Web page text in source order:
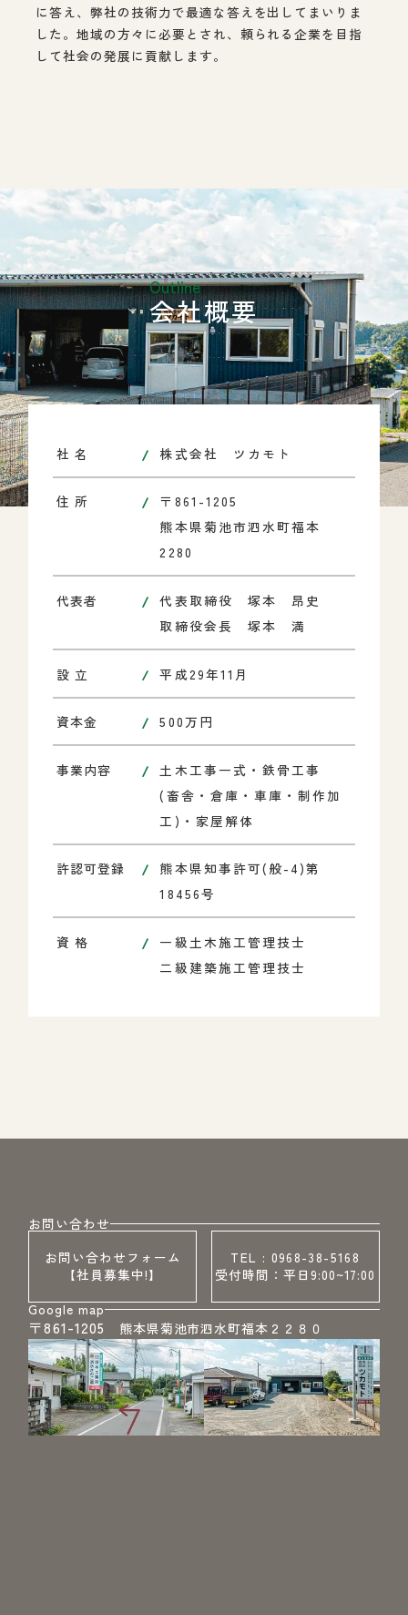
に答え、弊社の技術力で最適な答えを出してまいりま
した。地域の方々に必要とされ、頼られる企業を目指
して社会の発展に貢献します。
Outline
会社概要
社 名 株式会社 ツカモト
住 所
〒861-1205
熊本県菊池市泗水町福本
2280
代表者
代表取締役 塚本 昂史
取締役会長 塚本 満
設 立 平成29年11月
資本金 500万円
事業内容
土木工事一式・鉄骨工事
(畜舎・倉庫・車庫・制作加
工)・家屋解体
許認可登録
熊本県知事許可(般-4)第
18456号
資 格
一級土木施工管理技士
二級建築施工管理技士
お問い合わせ
お問い合わせフォーム
【社員募集中!】
TEL : 0968-38-5168
受付時間：平日9:00~17:00
Google map
〒861-1205 熊本県菊池市泗水町福本２２８０